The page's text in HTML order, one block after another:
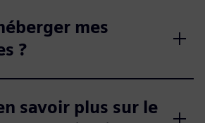
mes
?
savoir plus sur le